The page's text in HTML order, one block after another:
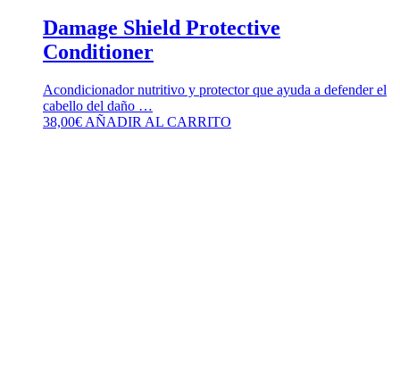
Damage Shield Protective
Conditioner
Acondicionador nutritivo y protector que ayuda a defender el
cabello del daño …
38,00€ AÑADIR AL CARRITO